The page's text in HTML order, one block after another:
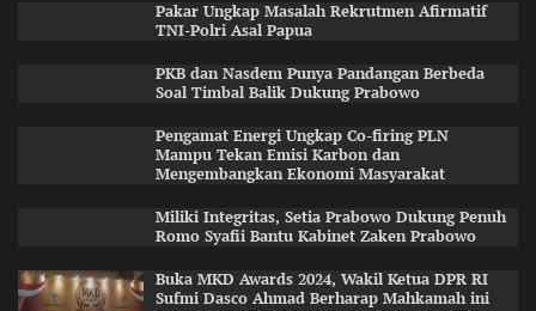
Pakar Ungkap Masalah Rekrutmen Afirmatif
TNI-Polri Asal Papua
PKB dan Nasdem Punya Pandangan Berbeda
Soal Timbal Balik Dukung Prabowo
Pengamat Energi Ungkap Co-firing PLN
Mampu Tekan Emisi Karbon dan
Mengembangkan Ekonomi Masyarakat
Miliki Integritas, Setia Prabowo Dukung Penuh
Romo Syafii Bantu Kabinet Zaken Prabowo
Buka MKD Awards 2024, Wakil Ketua DPR RI
Sufmi Dasco Ahmad Berharap Mahkamah ini